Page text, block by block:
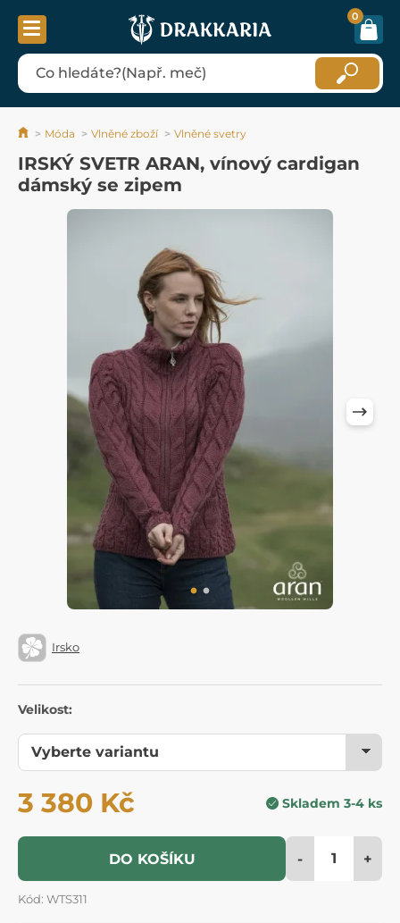
0
Móda Vlněné zboží Vlněné svetry
IRSKÝ SVETR ARAN, vínový cardigan
dámský se zipem
Irsko
Velikost:
3 380 Kč Skladem 3-4 ks
DO KOŠÍKU - +
Kód: WTS311